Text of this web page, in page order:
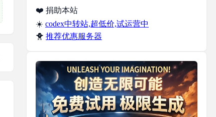
❤️ 捐助本站
☀️ codex中转站,超低价,试运营中
🐥 推荐优惠服务器